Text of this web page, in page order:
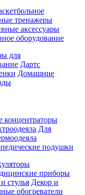
тренажеры
аксессуары
оборудование
для
Дартс
Домашние
концентраторы
Для
подушки
приборы
стулья Декор и
обогреватели